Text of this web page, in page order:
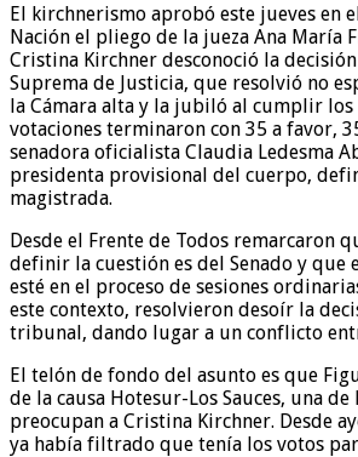
El kirchnerismo aprobó este jueves en
Nación el pliego de la jueza Ana María
Cristina Kirchner desconoció la
Suprema de Justicia, que resolvió no
la Cámara alta y la jubiló al cumplir los
votaciones terminaron con 35 a favor,
senadora oficialista Claudia Ledesma
presidenta provisional del cuerpo,
magistrada.
Desde el Frente de Todos remarcaron
definir la cuestión es del Senado y que
esté en el proceso de sesiones
este contexto, resolvieron desoír la
tribunal, dando lugar a un conflicto
El telón de fondo del asunto es que
de la causa Hotesur-Los Sauces, una de
preocupan a Cristina Kirchner. Desde
ya había filtrado que tenía los votos